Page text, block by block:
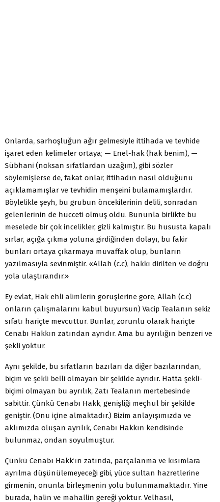
Onlarda, sarhoşluğun ağır gelmesiyle ittihada ve tevhide
işaret eden kelimeler ortaya; — Enel-hak (hak benim), —
Sübhani (noksan sıfatlardan uzağım), gibi sözler
söylemişlerse de, fakat onlar, ittihadın nasıl olduğunu
açıklamamışlar ve tevhidin menşeini bulamamışlardır.
Böylelikle şeyh, bu grubun öncekilerinin delili, sonradan
gelenlerinin de hücceti olmuş oldu. Bununla birlikte bu
meselede bir çok incelikler, gizli kalmıştır. Bu hususta kapalı
sırlar, açığa çıkma yoluna girdiğinden dolayı, bu fakir
bunları ortaya çıkarmaya muvaffak olup, bunların
yazılmasıyla sevinmiştir. «Allah (c.c), hakkı dirilten ve doğru
yola ulaştırandır.»
Ey evlat, Hak ehli alimlerin görüşlerine göre, Allah (c.c)
onların çalışmalarını kabul buyursun) Vacip Tealanın sekiz
sıfatı hariçte mevcuttur. Bunlar, zorunlu olarak hariçte
Cenabı Hakkın zatından ayrıdır. Ama bu ayrılığın benzeri ve
şekli yoktur.
Aynı şekilde, bu sıfatların bazıları da diğer bazılarından,
biçim ve şekli belli olmayan bir şekilde ayrıdır. Hatta şekli-
biçimi olmayan bu ayrılık, Zatı Tealanın mertebesinde
sabittir. Çünkü Cenabı Hakk, genişliği meçhul bir şekilde
geniştir. (Onu içine almaktadır.) Bizim anlayışımızda ve
aklımızda oluşan ayrılık, Cenabı Hakkın kendisinde
bulunmaz, ondan soyulmuştur.
Çünkü Cenabı Hakk’ın zatında, parçalanma ve kısımlara
ayrılma düşünülemeyeceği gibi, yüce sultan hazretlerine
girmenin, onunla birleşmenin yolu bulunmamaktadır. Yine
burada, halin ve mahallin gereği yoktur. Velhasıl,